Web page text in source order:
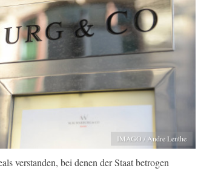
IMAGO / Andre Lenthe
verstanden, bei denen der Staat betrogen